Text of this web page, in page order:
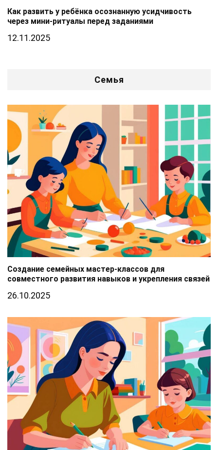
Как развить у ребёнка осознанную усидчивость
через мини-ритуалы перед заданиями
12.11.2025
Семья
Создание семейных мастер-классов для
совместного развития навыков и укрепления связей
26.10.2025